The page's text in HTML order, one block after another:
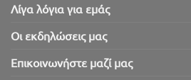
Λίγα λόγια για εμάς
Oι εκδηλώσεις μας
Επικοινωνήστε μαζί μας